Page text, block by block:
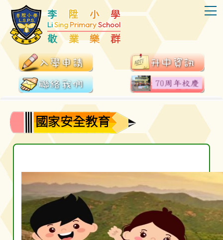
李 陞 小 學
LiSingPrimarySchool
敬 業 樂 群
國家安全教育